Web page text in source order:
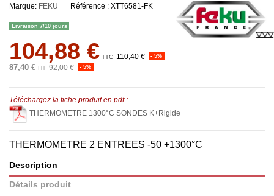
Marque: FEKU Référence : XTT6581-FK
Livraison 7/10 jours
104,88 € TTC 110,40 € - 5%
87,40 € HT 92,00 € - 5%
Téléchargez la fiche produit en pdf :
THERMOMETRE 1300°C SONDES K+Rigide
THERMOMETRE 2 ENTREES -50 +1300°C
Description
Détails produit